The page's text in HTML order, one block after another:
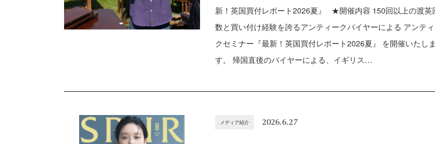
新！英国買付レポート2026夏』 ★開催内容 150回以上の渡英
数と買い付け経験を誇るアンティークバイヤーによる アンテ
クセミナー『最新！英国買付レポート2026夏』 を開催いたしま
す。 帰国直後のバイヤーによる、イギリス…
メディア紹介 2026.6.27